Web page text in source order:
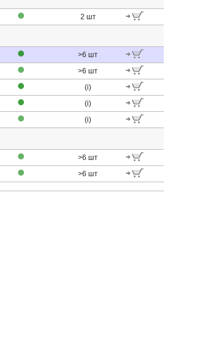
2 шт
>6 шт
>6 шт
(i)
(i)
(i)
>6 шт
>6 шт